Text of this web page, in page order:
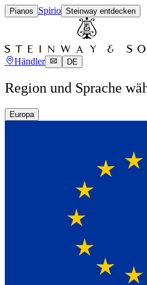
Pianos Spirio Steinway entdecken
Händler DE
Region und Sprache
Europa